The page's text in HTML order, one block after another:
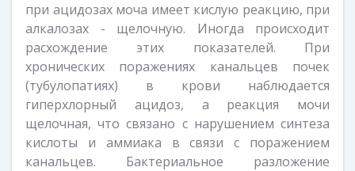
при ацидозах моча имеет кислую реакцию, при
алкалозах - щелочную. Иногда происходит
расхождение этих показателей. При
хронических поражениях канальцев почек
(тубулопатиях) в крови наблюдается
гиперхлорный ацидоз, а реакция мочи
щелочная, что связано с нарушением синтеза
кислоты и аммиака в связи с поражением
канальцев. Бактериальное разложение